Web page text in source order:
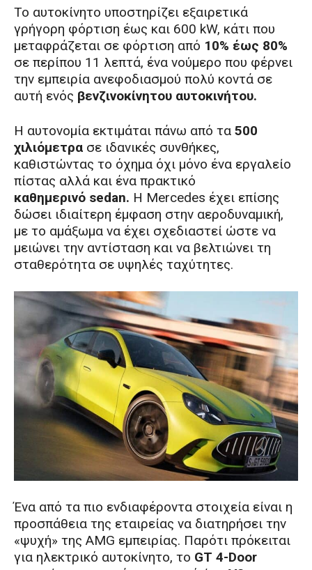
Το αυτοκίνητο υποστηρίζει εξαιρετικά
γρήγορη φόρτιση έως και 600 kW, κάτι που
μεταφράζεται σε φόρτιση από 10% έως 80%
σε περίπου 11 λεπτά, ένα νούμερο που φέρνει
την εμπειρία ανεφοδιασμού πολύ κοντά σε
αυτή ενός βενζινοκίνητου αυτοκινήτου.
Η αυτονομία εκτιμάται πάνω από τα 500
χιλιόμετρα σε ιδανικές συνθήκες,
καθιστώντας το όχημα όχι μόνο ένα εργαλείο
πίστας αλλά και ένα πρακτικό
καθημερινό sedan. Η Mercedes έχει επίσης
δώσει ιδιαίτερη έμφαση στην αεροδυναμική,
με το αμάξωμα να έχει σχεδιαστεί ώστε να
μειώνει την αντίσταση και να βελτιώνει τη
σταθερότητα σε υψηλές ταχύτητες.
Ένα από τα πιο ενδιαφέροντα στοιχεία είναι η
προσπάθεια της εταιρείας να διατηρήσει την
«ψυχή» της AMG εμπειρίας. Παρότι πρόκειται
για ηλεκτρικό αυτοκίνητο, το GT 4-Door